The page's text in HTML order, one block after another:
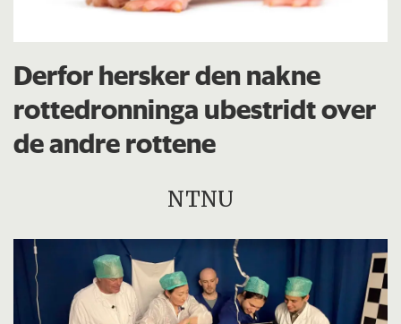
Derfor hersker den nakne
rottedronninga ubestridt over
de andre rottene
NTNU